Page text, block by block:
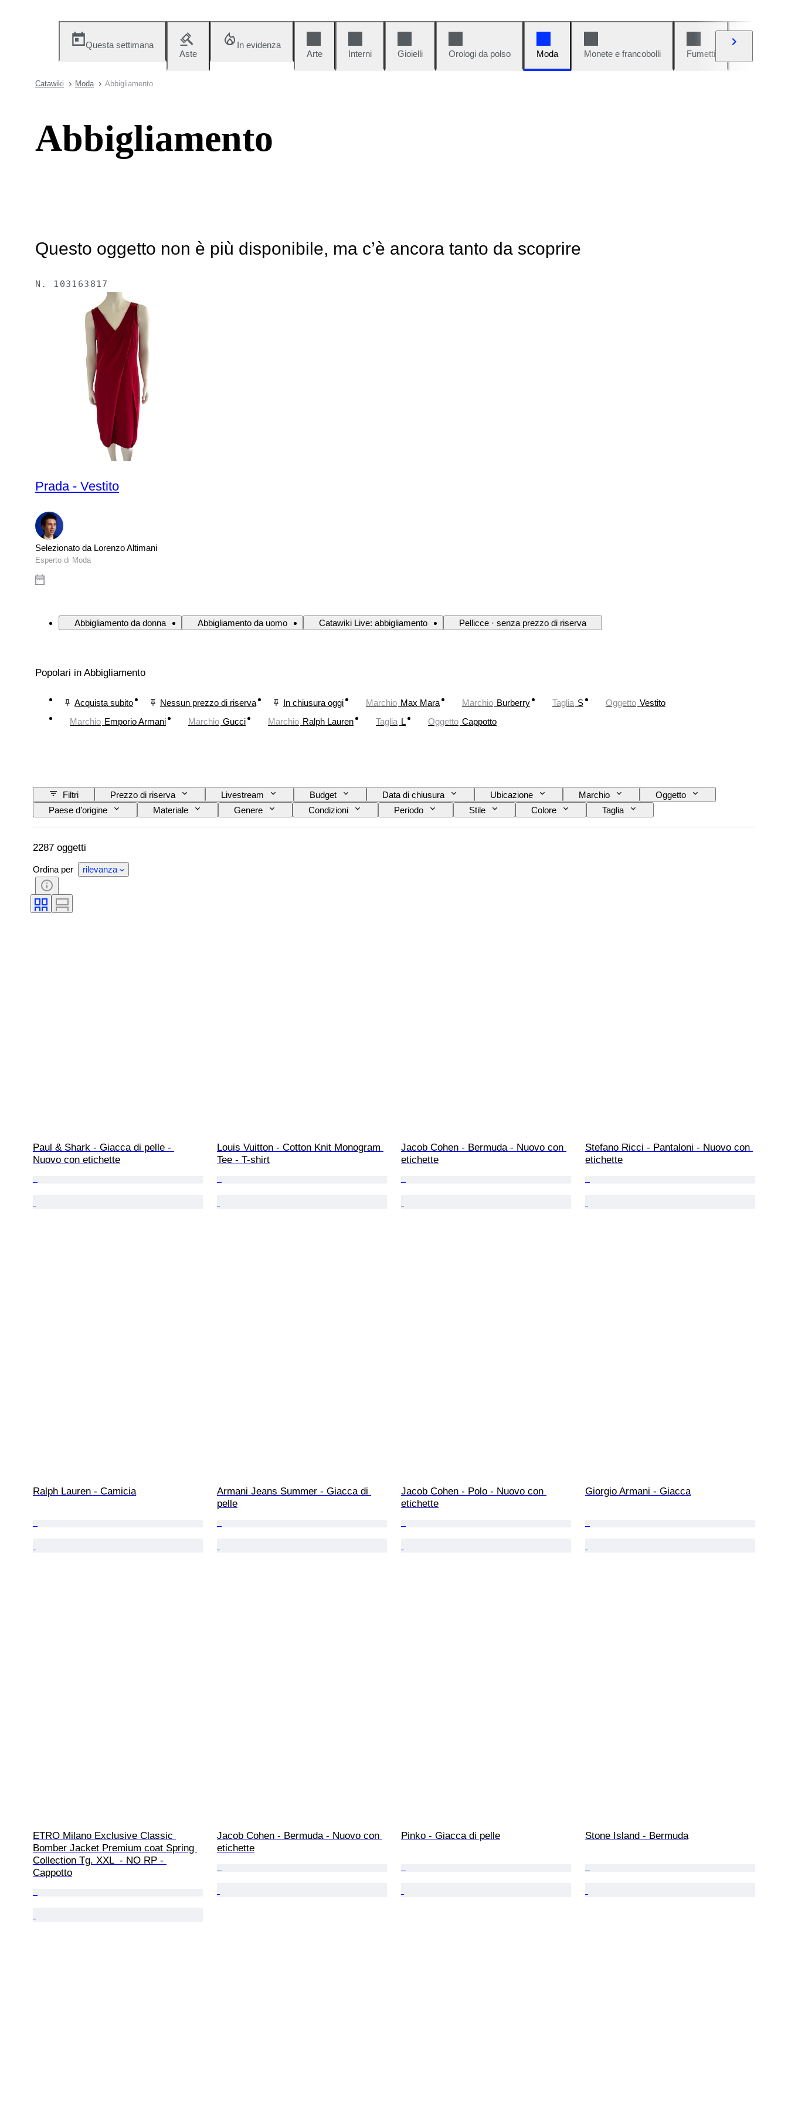
Questa settimana
Aste
In evidenza
Arte
Interni Gioielli Orologi da polso Moda Monete e francobolli Fumetti
Catawiki Moda Abbigliamento
Abbigliamento
Questo oggetto non è più disponibile, ma c’è ancora tanto da scoprire
N. 103163817
Prada - Vestito
Selezionato da Lorenzo Altimani
Esperto di Moda
Abbigliamento da donna Abbigliamento da uomo Catawiki Live: abbigliamento Pellicce · senza prezzo di riserva
Popolari in Abbigliamento
Acquista subito Nessun prezzo di riserva In chiusura oggi Marchio Max Mara Marchio Burberry Taglia S Oggetto Vestito
Marchio Emporio Armani Marchio Gucci Marchio Ralph Lauren Taglia L Oggetto Cappotto
Filtri Prezzo di riserva Livestream Budget Data di chiusura Ubicazione Marchio
Oggetto
Paese d’origine
Materiale Genere Condizioni Periodo Stile Colore
Taglia
Taglia sull’oggetto
Epoca Motivo Taglia del colletto della camicia Accessori inclusi Misura di scarpe
2287 oggetti
Ordina per rilevanza
Paul & Shark - Giacca di pelle -
Nuovo con etichette
Louis Vuitton - Cotton Knit Monogram
Tee - T-shirt
Jacob Cohen - Bermuda - Nuovo con
etichette
Stefano Ricci - Pantaloni - Nuovo con
etichette
Ralph Lauren - Camicia
Armani Jeans Summer - Giacca di
pelle
Jacob Cohen - Polo - Nuovo con
etichette
Giorgio Armani - Giacca
ETRO Milano Exclusive Classic
Bomber Jacket Premium coat Spring
Collection Tg. XXL  - NO RP -
Cappotto
Jacob Cohen - Bermuda - Nuovo con
etichette
Pinko - Giacca di pelle Stone Island - Bermuda